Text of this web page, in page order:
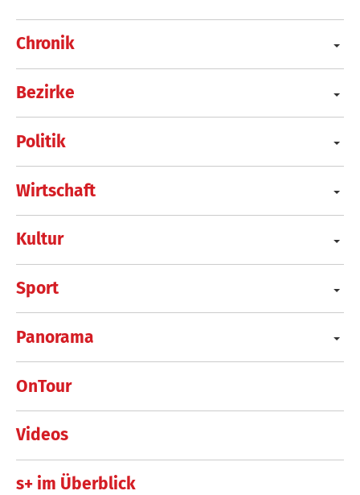
Chronik
Bezirke
Politik
Wirtschaft
Kultur
Sport
Panorama
OnTour
Videos
s+ im Überblick